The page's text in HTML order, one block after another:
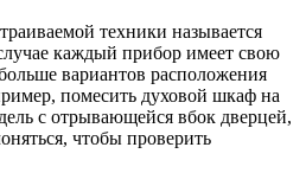
техники называется
каждый прибор имеет свою
вариантов расположения
помесить духовой шкаф на
с отрывающейся вбок дверцей,
чтобы проверить